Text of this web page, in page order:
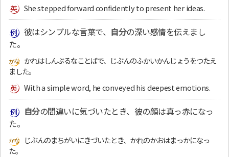
She stepped forward confidently to present her ideas.
彼はシンプルな言葉で、 自分の深い感情を伝えまし
た。
かれはしんぷるなことばで、じぶんのふかいかんじょうをつたえ
ました。
With a simple word, he conveyed his deepest emotions.
自分の間違いに気づいたとき、彼の顔は真っ赤になっ
た。
じぶんのまちがいにきづいたとき、かれのかおはまっかになっ
た。